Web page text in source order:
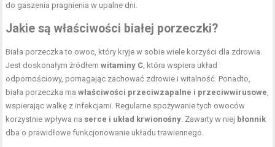
do gaszenia pragnienia w upalne dni.
Jakie są właściwości białej porzeczki?
Biała porzeczka to owoc, który kryje w sobie wiele korzyści dla zdrowia.
Jest doskonałym źródłemwitaminy C, która wspiera układ
odpornościowy, pomagając zachować zdrowie i witalność. Ponadto,
biała porzeczka mawłaściwości przeciwzapalne i przeciwwirusowe,
wspierając walkę z infekcjami. Regularne spożywanie tych owoców
korzystnie wpływa na serce i układ krwionośny. Zawarty w niej błonnik
dba o prawidłowe funkcjonowanie układu trawiennego.